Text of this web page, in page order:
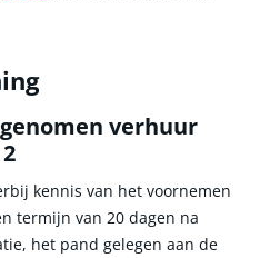
verhuur
kennis van het voornemen
termijn van 20 dagen na
het pand gelegen aan de